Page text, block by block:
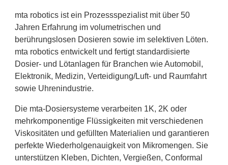
mta robotics ist ein Prozessspezialist mit über 50
Jahren Erfahrung im volumetrischen und
berührungslosen Dosieren sowie im selektiven Löten.
mta robotics entwickelt und fertigt standardisierte
Dosier- und Lötanlagen für Branchen wie Automobil,
Elektronik, Medizin, Verteidigung/Luft- und Raumfahrt
sowie Uhrenindustrie.
Die mta-Dosiersysteme verarbeiten 1K, 2K oder
mehrkomponentige Flüssigkeiten mit verschiedenen
Viskositäten und gefüllten Materialien und garantieren
perfekte Wiederholgenauigkeit von Mikromengen. Sie
unterstützen Kleben, Dichten, Vergießen, Conformal